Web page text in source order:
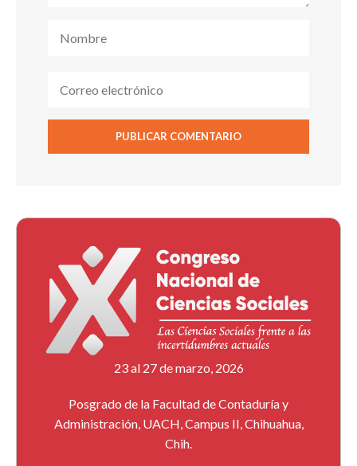
23 al 27 de marzo, 2026
Posgrado de la Facultad de Contaduría y
Administración, UACH, Campus II, Chihuahua,
Chih.